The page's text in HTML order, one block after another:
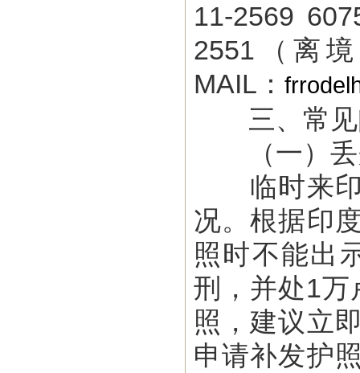
11-2569
2551（离
MAIL：
三、常
（一）丢
临时来印
况。根据印
照时不能出
刑，并处1万
照， 建议立
申请补发护